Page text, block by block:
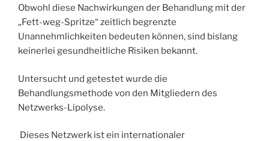
Obwohl diese Nachwirkungen der Behandlung mit der
„Fett-weg-Spritze“ zeitlich begrenzte
Unannehmlichkeiten bedeuten können, sind bislang
keinerlei gesundheitliche Risiken bekannt.
Untersucht und getestet wurde die
Behandlungsmethode von den Mitgliedern des
Netzwerks-Lipolyse.
Dieses Netzwerk ist ein internationaler